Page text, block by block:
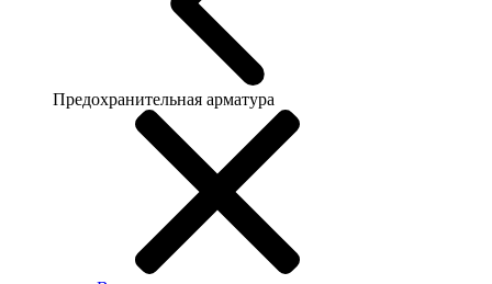
Предохранительная арматура